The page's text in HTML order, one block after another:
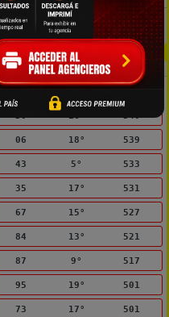
Estadísticas de Entre Ríos
30 16° 540
06 18° 539
43 5° 533
35 17° 531
67 15° 527
84 13° 521
87 9° 517
95 19° 501
73 17° 501